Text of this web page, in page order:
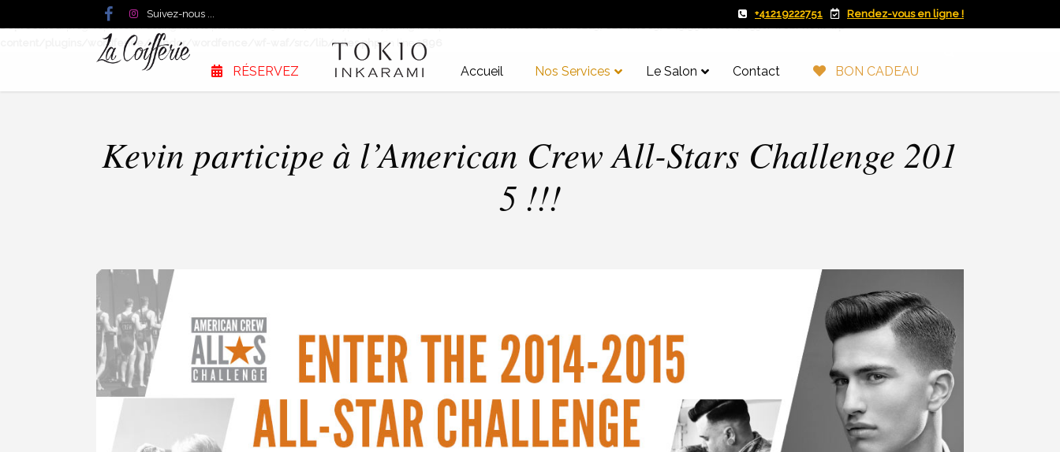
Deprecated: preg_replace(): Passing null to parameter #3 ($subject) of type array|string is deprecated in/home/clients/62a376204bf6637645f39dc6f0d7633c/web/new/wp-
content/plugins/wordfence/vendor/wordfence/wf-waf/src/lib/rules.phpon line1896
Suivez-nous ... Rendez-vous en ligne !
+41219222751
RÉSERVEZ Accueil Nos Services Le Salon Contact BON CADEAU
Kevin participe à l’American Crew All-Stars Challenge 201
5 !!!